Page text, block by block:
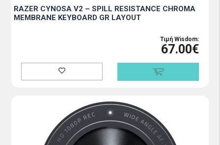
RAZER CYNOSA V2 – SPILL RESISTANCE CHROMA
MEMBRANE KEYBOARD GR LAYOUT
Τιμή Wisdom:
67.00€